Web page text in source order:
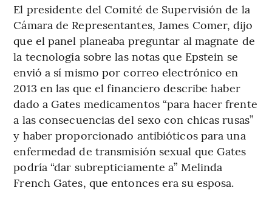
El presidente del Comité de Supervisión de la
Cámara de Representantes, James Comer, dijo
que el panel planeaba preguntar al magnate de
la tecnología sobre las notas que Epstein se
envió a sí mismo por correo electrónico en
2013 en las que el financiero describe haber
dado a Gates medicamentos “para hacer frente
a las consecuencias del sexo con chicas rusas”
y haber proporcionado antibióticos para una
enfermedad de transmisión sexual que Gates
podría “dar subrepticiamente a” Melinda
French Gates, que entonces era su esposa.